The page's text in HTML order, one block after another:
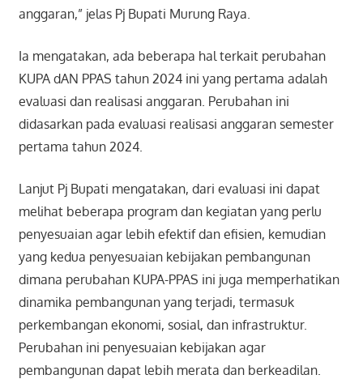
anggaran,” jelas Pj Bupati Murung Raya.
Ia mengatakan, ada beberapa hal terkait perubahan
KUPA dAN PPAS tahun 2024 ini yang pertama adalah
evaluasi dan realisasi anggaran. Perubahan ini
didasarkan pada evaluasi realisasi anggaran semester
pertama tahun 2024.
Lanjut Pj Bupati mengatakan, dari evaluasi ini dapat
melihat beberapa program dan kegiatan yang perlu
penyesuaian agar lebih efektif dan efisien, kemudian
yang kedua penyesuaian kebijakan pembangunan
dimana perubahan KUPA-PPAS ini juga memperhatikan
dinamika pembangunan yang terjadi, termasuk
perkembangan ekonomi, sosial, dan infrastruktur.
Perubahan ini penyesuaian kebijakan agar
pembangunan dapat lebih merata dan berkeadilan.